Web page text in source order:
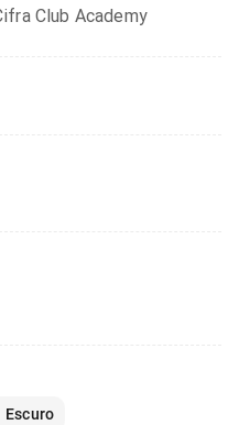
Club Academy
Escuro